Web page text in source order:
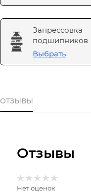
Запрессовка
подшипников
Выбрать
ОТЗЫВЫ
Отзывы
Нет оценок